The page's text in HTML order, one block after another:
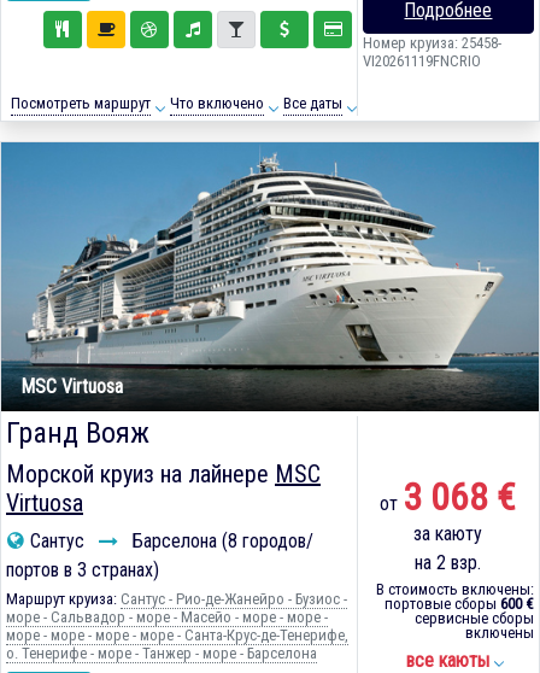
Посмотреть маршрут Что включено Все даты
Подробнее
Номер круиза: 25458-
VI20261119FNCRIO
MSC Virtuosa
Гранд Вояж
Морской круиз на лайнере MSC
Virtuosa
Сантус
Барселона (8 городов/
портов в 3 странах)
Маршрут круиза: Сантус - Рио-де-Жанейро - Бузиос -
море - Сальвадор - море - Масейо - море - море -
море - море - море - море - Санта-Крус-де-Тенерифе,
о. Тенерифе - море - Танжер - море - Барселона
от 3 068 €
за каюту
на 2 взр.
В стоимость включены:
портовые сборы 600 €
сервисные сборы
включены
все каюты